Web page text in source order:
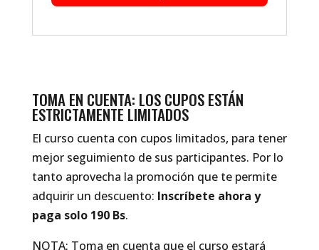
TOMA EN CUENTA: LOS CUPOS ESTÁN
ESTRICTAMENTE LIMITADOS
El curso cuenta con cupos limitados, para tener
mejor seguimiento de sus participantes. Por lo
tanto aprovecha la promoción que te permite
adquirir un descuento: Inscríbete ahora y
paga solo 190 Bs.
NOTA: Toma en cuenta que el curso estará